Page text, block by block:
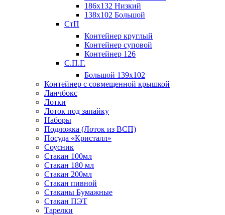
186х132 Низкий
138х102 Большой
СтП
Контейнер круглый
Контейнер суповой
Контейнер 126
С.П.Г.
Большой 139х102
Контейнер с совмещенной крышкой
Ланчбокс
Лотки
Лоток под запайку
Наборы
Подложка (Лоток из ВСП)
Посуда «Кристалл»
Соусник
Стакан 100мл
Стакан 180 мл
Стакан 200мл
Стакан пивной
Стаканы Бумажные
Стакан ПЭТ
Тарелки